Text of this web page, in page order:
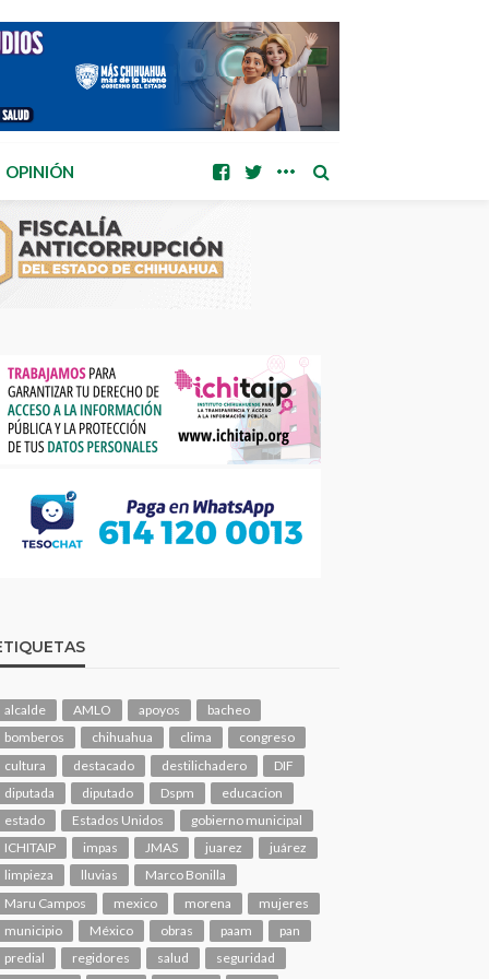
OPINIÓN
alcalde AMLO apoyos
bacheo
bomberos
chihuahua clima
congreso
cultura
destacado destilichadero
DIF
diputada
diputado Dspm
educacion
estado
Estados Unidos
gobierno municipal
ICHITAIP
impas JMAS juarez
juárez
limpieza
lluvias
Marco Bonilla
Maru Campos
mexico morena
mujeres
municipio
México obras paam
pan
predial
regidores salud
seguridad